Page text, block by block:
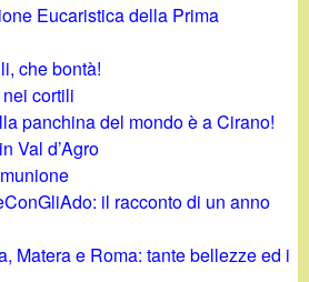
Eucaristica della Prima
che bontà!
cortili
panchina del mondo è a Cirano!
Val d’Agro
il racconto di un anno
Matera e Roma: tante bellezze ed i